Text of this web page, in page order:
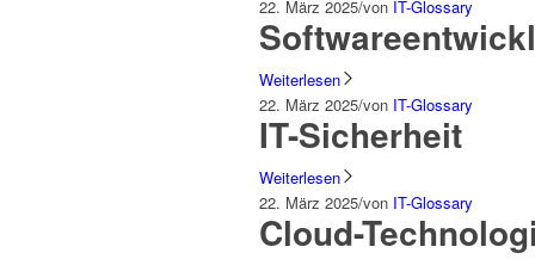
22. März 2025/von IT-Glossary
Weiterlesen
22. März 2025/von IT-Glossary
IT-Sicherheit
Weiterlesen
22. März 2025/von IT-Glossary
Cloud-